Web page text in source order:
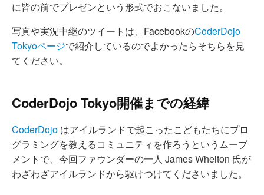
に皆の前でプレゼンという形式でおこないました。
写真や実況中継のツイートは、FacebookのCoderDojo
Tokyoページで紹介しているのでよかったらそちらを見
てください。
CoderDojo Tokyo開催までの経緯
CoderDojo はアイルランドで起こったこどもたちにプロ
グラミングを教えるコミュニティを作ろうというムーブ
メントで、今回ファウンダーの一人 James Whelton 氏が
わざわざアイルランドから駆けつけてくださいました。